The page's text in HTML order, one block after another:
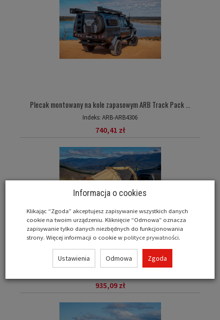
Plecak montowany na kole zapasowym ARB Track Pack ...
Indeks: ARB-ARB4306
740,41 zł
Przenośna platforma na namiot ARB-10500181
935,09 zł
Informacja o cookies
Klikając “Zgoda” akceptujesz zapisywanie wszystkich danych
cookie na twoim urządzeniu. Kliknięcie “Odmowa” oznacza
zapisywanie tylko danych niezbędnych do funkcjonowania
strony. Więcej informacji o cookie wpolityce prywatności.
Ustawienia Odmowa Zgoda